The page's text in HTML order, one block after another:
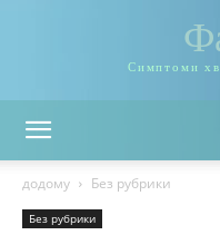
Симптоми
додому Без рубрики
Без рубрики